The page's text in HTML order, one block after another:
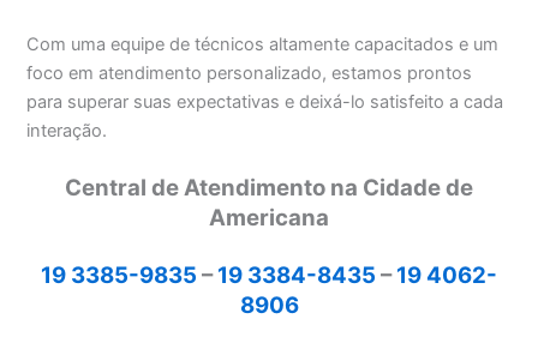
Com uma equipe de técnicos altamente capacitados e um
foco em atendimento personalizado, estamos prontos
para superar suas expectativas e deixá-lo satisfeito a cada
interação.
Central de Atendimento na Cidade de
Americana
19 3385-9835 –19 3384-8435 –19 4062-
8906